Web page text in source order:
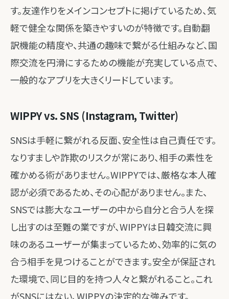
す。友達作りをメインコンセプトに掲げているため、気
軽で健全な関係を築きやすいのが特徴です。自動翻
訳機能の精度や、共通の趣味で繋がる仕組みなど、国
際交流を円滑にするための機能が充実している点で、
一般的なアプリを大きくリードしています。
WIPPY vs. SNS (Instagram, Twitter)
SNSは手軽に繋がれる反面、安全性は自己責任です。
なりすましや詐欺のリスクが常にあり、相手の素性を
確かめる術がありません。WIPPYでは、厳格な本人確
認が必須であるため、その心配がありません。また、
SNSでは膨大なユーザーの中から自分と合う人を探
し出すのは至難の業ですが、WIPPYは日韓交流に興
味のあるユーザーが集まっているため、効率的に気の
合う相手を見つけることができます。安全が保証され
た環境で、同じ目的を持つ人々と繋がれること。これ
がSNSにはない、WIPPYの決定的な強みです。